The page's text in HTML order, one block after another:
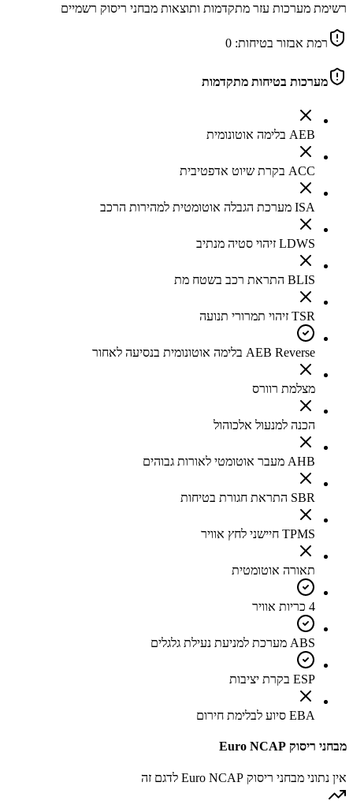
רשימת מערכות עזר מתקדמות ותוצאות מבחני ריסוק רשמיים
רמת אבזור בטיחות: 0
מערכות בטיחות מתקדמות
AEB בלימה אוטונומית
ACC בקרת שיוט אדפטיבית
ISA מערכת הגבלה אוטומטית למהירות הרכב
LDWS זיהוי סטיה מנתיב
BLIS התראת רכב בשטח מת
TSR זיהוי תמרורי תנועה
AEB Reverse בלימה אוטונומית בנסיעה לאחור
מצלמת רוורס
הכנה למנעול אלכוהול
AHB מעבר אוטומטי לאורות גבוהים
SBR התראת חגורת בטיחות
TPMS חיישני לחץ אוויר
תאורה אוטומטית
4 כריות אוויר
ABS מערכת למניעת נעילת גלגלים
ESP בקרת יציבות
EBA סיוע לבלימת חירום
מבחני ריסוק Euro NCAP
אין נתוני מבחני ריסוק Euro NCAP לדגם זה